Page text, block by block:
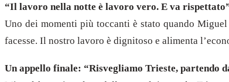
“Il lavoro nella notte è lavoro vero. E va
Uno dei momenti più toccanti è stato quando
facesse. Il nostro lavoro è dignitoso e alimenta
Un appello finale: “Risvegliamo Trieste, partendo